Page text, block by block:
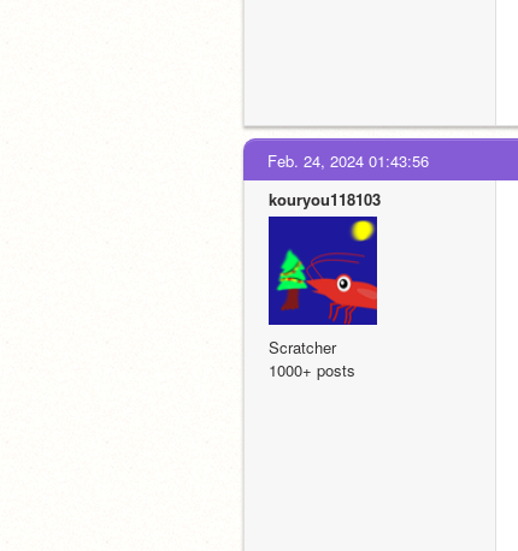
Feb. 24, 2024 01:43:56
kouryou118103
Scratcher
1000+ posts